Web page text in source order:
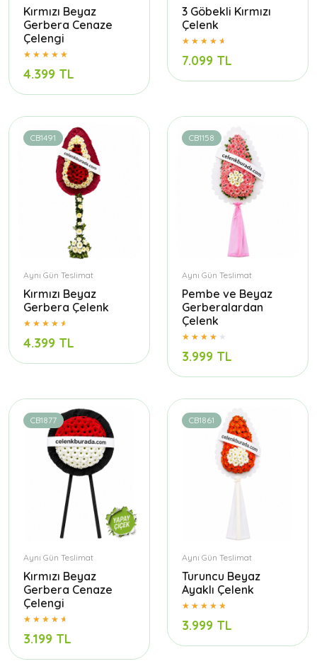
Kırmızı Beyaz
Gerbera Cenaze
Çelengi
4.399 TL
3 Göbekli Kırmızı
Çelenk
7.099 TL
CB1491
Aynı Gün Teslimat
Kırmızı Beyaz
Gerbera Çelenk
4.399 TL
CB1158
Aynı Gün Teslimat
Pembe ve Beyaz
Gerberalardan
Çelenk
3.999 TL
CB1877
Aynı Gün Teslimat
Kırmızı Beyaz
Gerbera Cenaze
Çelengi
3.199 TL
CB1861
Aynı Gün Teslimat
Turuncu Beyaz
Ayaklı Çelenk
3.999 TL